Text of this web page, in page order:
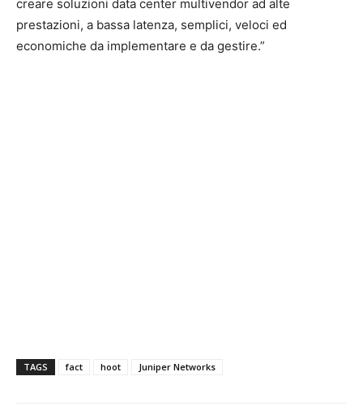
creare soluzioni data center multivendor ad alte
prestazioni, a bassa latenza, semplici, veloci ed
economiche da implementare e da gestire.”
TAGS fact hoot Juniper Networks